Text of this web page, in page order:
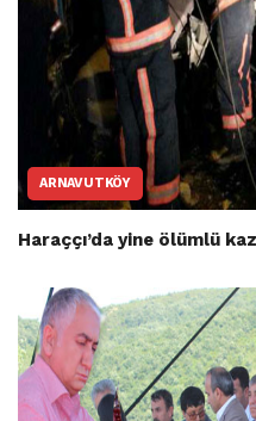
ARNAVUTKÖY
Haraççı’da yine ölümlü